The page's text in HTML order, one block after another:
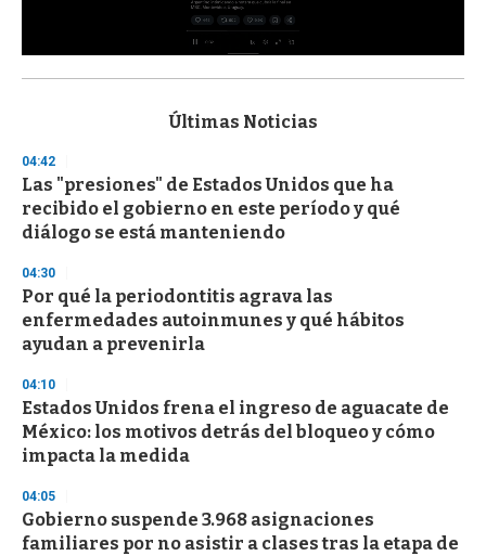
s
d
s
o
f
3
s
e
c
o
n
Últimas Noticias
04:42
Las "presiones" de Estados Unidos que ha
recibido el gobierno en este período y qué
diálogo se está manteniendo
04:30
Por qué la periodontitis agrava las
enfermedades autoinmunes y qué hábitos
ayudan a prevenirla
04:10
Estados Unidos frena el ingreso de aguacate de
México: los motivos detrás del bloqueo y cómo
impacta la medida
04:05
Gobierno suspende 3.968 asignaciones
familiares por no asistir a clases tras la etapa de